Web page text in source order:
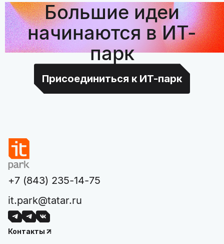
Большие идеи
начинаются в ИТ-
парк
Присоединиться к ИТ-парк
+7 (843) 235-14-75
it.park@tatar.ru
Контакты